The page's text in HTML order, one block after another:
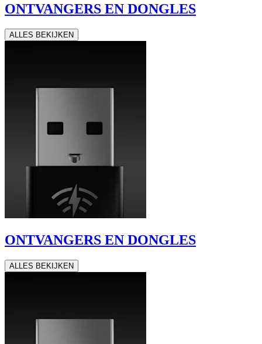
ONTVANGERS EN DONGLES
ALLES BEKIJKEN
ONTVANGERS EN DONGLES
ALLES BEKIJKEN